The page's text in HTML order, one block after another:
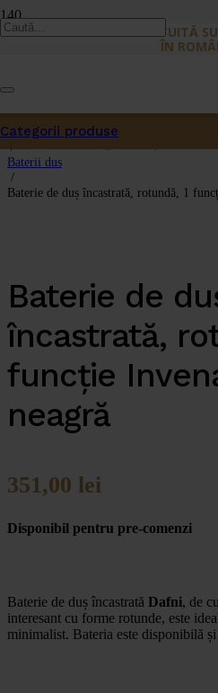
LIVRARE GRATUITĂ
ÎN
Produsa fost adăugat în coș.
Categorii produse
/
Dus
/
Baterii dus
/
Baterie de duș încastrată, rotundă, 1
Baterie de
încastrată,
funcție
neagră
351,00 lei
Disponibil pentru pre-comenzi
Baterie de duș încastrată Dafni, de
interesant cu forme rotunde, este
minimalist. Bateria este disponibilă